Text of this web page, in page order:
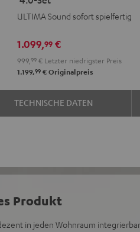
AKTIV
3
"4.0-
Set"
Schwarz
AKTIV
3
"4.0-
Set"
Weiß
ULTIMA Sound sofort spielfertig
1.099,99€
999, 99€Letzter niedrigster Preis
1.199,99€Originalpreis
TECHNISCHE DATEN
Produkt
in jeden Wohnraum